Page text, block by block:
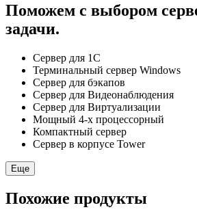
Поможем с выбором
задачи.
Сервер для 1С
Терминальный сервер Windows
Сервер для бэкапов
Сервер для Видеонаблюдения
Сервер для Виртуализации
Мощный 4-х процессорный
Компактный сервер
Сервер в корпусе Tower
Еще
Похожие продукты